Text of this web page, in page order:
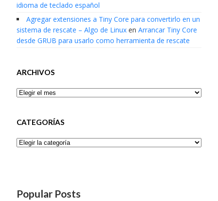
idioma de teclado español
Agregar extensiones a Tiny Core para convertirlo en un
sistema de rescate – Algo de Linuxen Arrancar Tiny Core
desde GRUB para usarlo como herramienta de rescate
ARCHIVOS
Archivos
CATEGORÍAS
Categorías
Popular Posts